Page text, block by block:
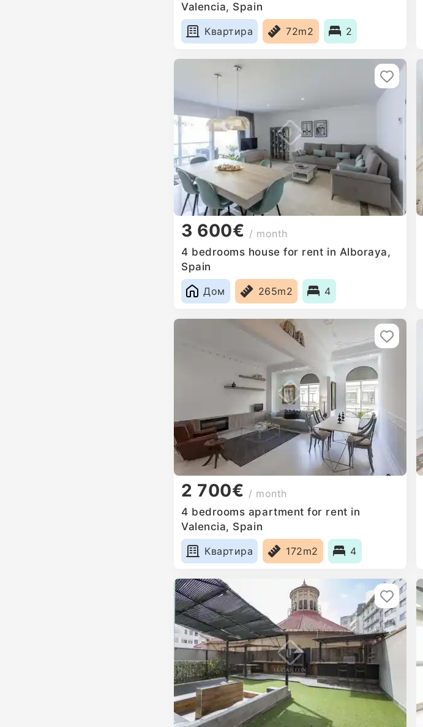
Valencia, Spain
Квартира
72m2 2
3 600€ / month
4 bedrooms house for rent in Alboraya,
Spain
Дом
265m2 4
2 700€ / month
4 bedrooms apartment for rent in
Valencia, Spain
Квартира
172m2 4